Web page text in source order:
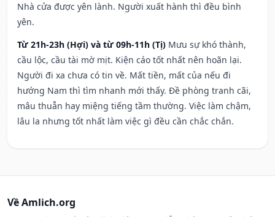
Nhà cửa được yên lành. Người xuất hành thì đều bình
yên.
Từ 21h-23h (Hợi) và từ 09h-11h (Tị) Mưu sự khó thành,
cầu lộc, cầu tài mờ mịt. Kiện cáo tốt nhất nên hoãn lại.
Người đi xa chưa có tin về. Mất tiền, mất của nếu đi
hướng Nam thì tìm nhanh mới thấy. Đề phòng tranh cãi,
mâu thuẫn hay miệng tiếng tầm thường. Việc làm chậm,
lâu la nhưng tốt nhất làm việc gì đều cần chắc chắn.
Về Amlich.org